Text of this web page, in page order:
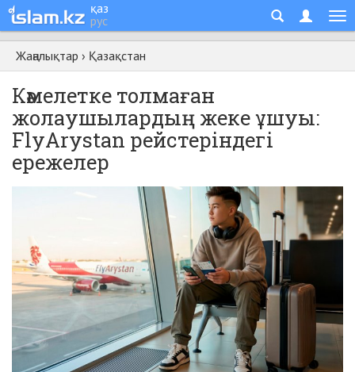
қаз
рус
Жаңалықтар › Қазақстан
Кәмелетке толмаған
жолаушылардың жеке ұшуы:
FlyArystan рейстеріндегі
ережелер